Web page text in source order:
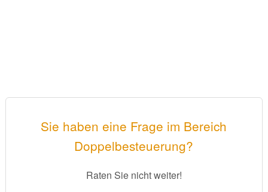
Sie haben eine Frage im Bereich
Doppelbesteuerung?
Raten Sie nicht weiter!